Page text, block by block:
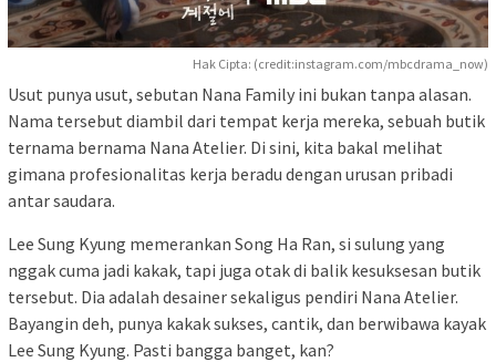
Hak Cipta: (credit:instagram.com/mbcdrama_now)
Usut punya usut, sebutan Nana Family ini bukan tanpa alasan.
Nama tersebut diambil dari tempat kerja mereka, sebuah butik
ternama bernama Nana Atelier. Di sini, kita bakal melihat
gimana profesionalitas kerja beradu dengan urusan pribadi
antar saudara.
Lee Sung Kyung memerankan Song Ha Ran, si sulung yang
nggak cuma jadi kakak, tapi juga otak di balik kesuksesan butik
tersebut. Dia adalah desainer sekaligus pendiri Nana Atelier.
Bayangin deh, punya kakak sukses, cantik, dan berwibawa kayak
Lee Sung Kyung. Pasti bangga banget, kan?